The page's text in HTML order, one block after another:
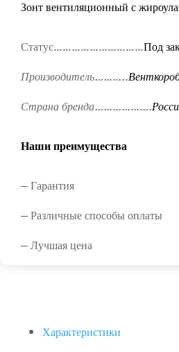
Зонт вентиляционный с
Статус…………………………Под
Производитель………..
Страна бренда……………….
Наши преимущества
— Гарантия
— Различные способы оплаты
— Лучшая цена
Характеристики